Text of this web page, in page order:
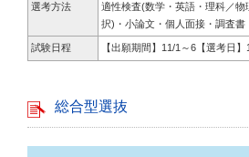
選考方法
適性検査(数学・英語・理科／
択)・小論文・個人面接・調査書
試験日程 【出願期間】11/1～6【選考日
総合型選抜